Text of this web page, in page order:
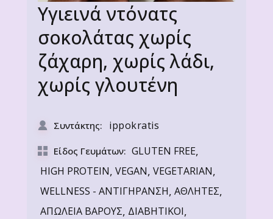
Υγιεινά ντόνατς
σοκολάτας χωρίς
ζάχαρη, χωρίς λάδι,
χωρίς γλουτένη
Συντάκτης: ippokratis
Είδος Γευμάτων: GLUTEN FREE,
HIGH PROTEIN, VEGAN, VEGETARIAN,
WELLNESS - ΑΝΤΙΓΗΡΑΝΣΗ, ΑΘΛΗΤΕΣ,
ΑΠΩΛΕΙΑ ΒΑΡΟΥΣ, ΔΙΑΒΗΤΙΚΟΙ,